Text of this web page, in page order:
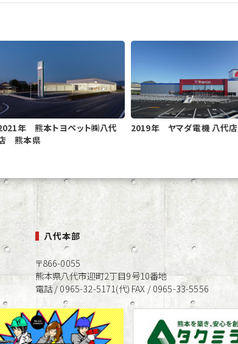
年 熊本トヨペット㈱八代
熊本県
2019年 ヤマダ電機 八代店
八代本部
〒866-0055
熊本県八代市迎町2丁目9号10番地
電話 / 0965-32-5171(代) FAX / 0965-33-5556